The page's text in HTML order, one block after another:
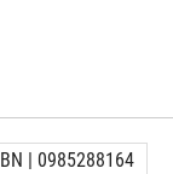
| 0985288164